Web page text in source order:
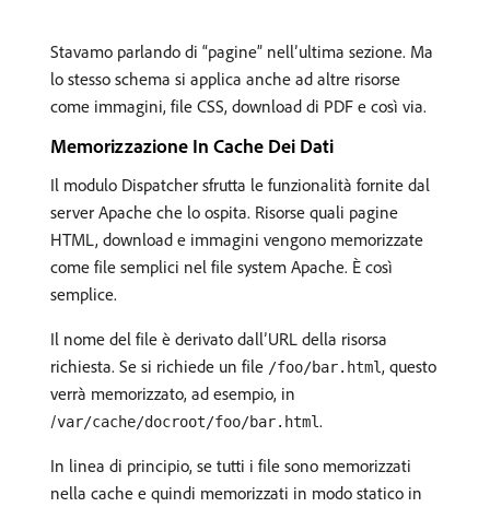
Stavamo parlando di “pagine” nell’ultima sezione. Ma
lo stesso schema si applica anche ad altre risorse
come immagini, file CSS, download di PDF e così via.
Memorizzazione In Cache Dei Dati
Il modulo Dispatcher sfrutta le funzionalità fornite dal
server Apache che lo ospita. Risorse quali pagine
HTML, download e immagini vengono memorizzate
come file semplici nel file system Apache. È così
semplice.
Il nome del file è derivato dall’URL della risorsa
richiesta. Se si richiede un file /foo/bar.html, questo
verrà memorizzato, ad esempio, in
/var/cache/docroot/foo/bar.html.
In linea di principio, se tutti i file sono memorizzati
nella cache e quindi memorizzati in modo statico in